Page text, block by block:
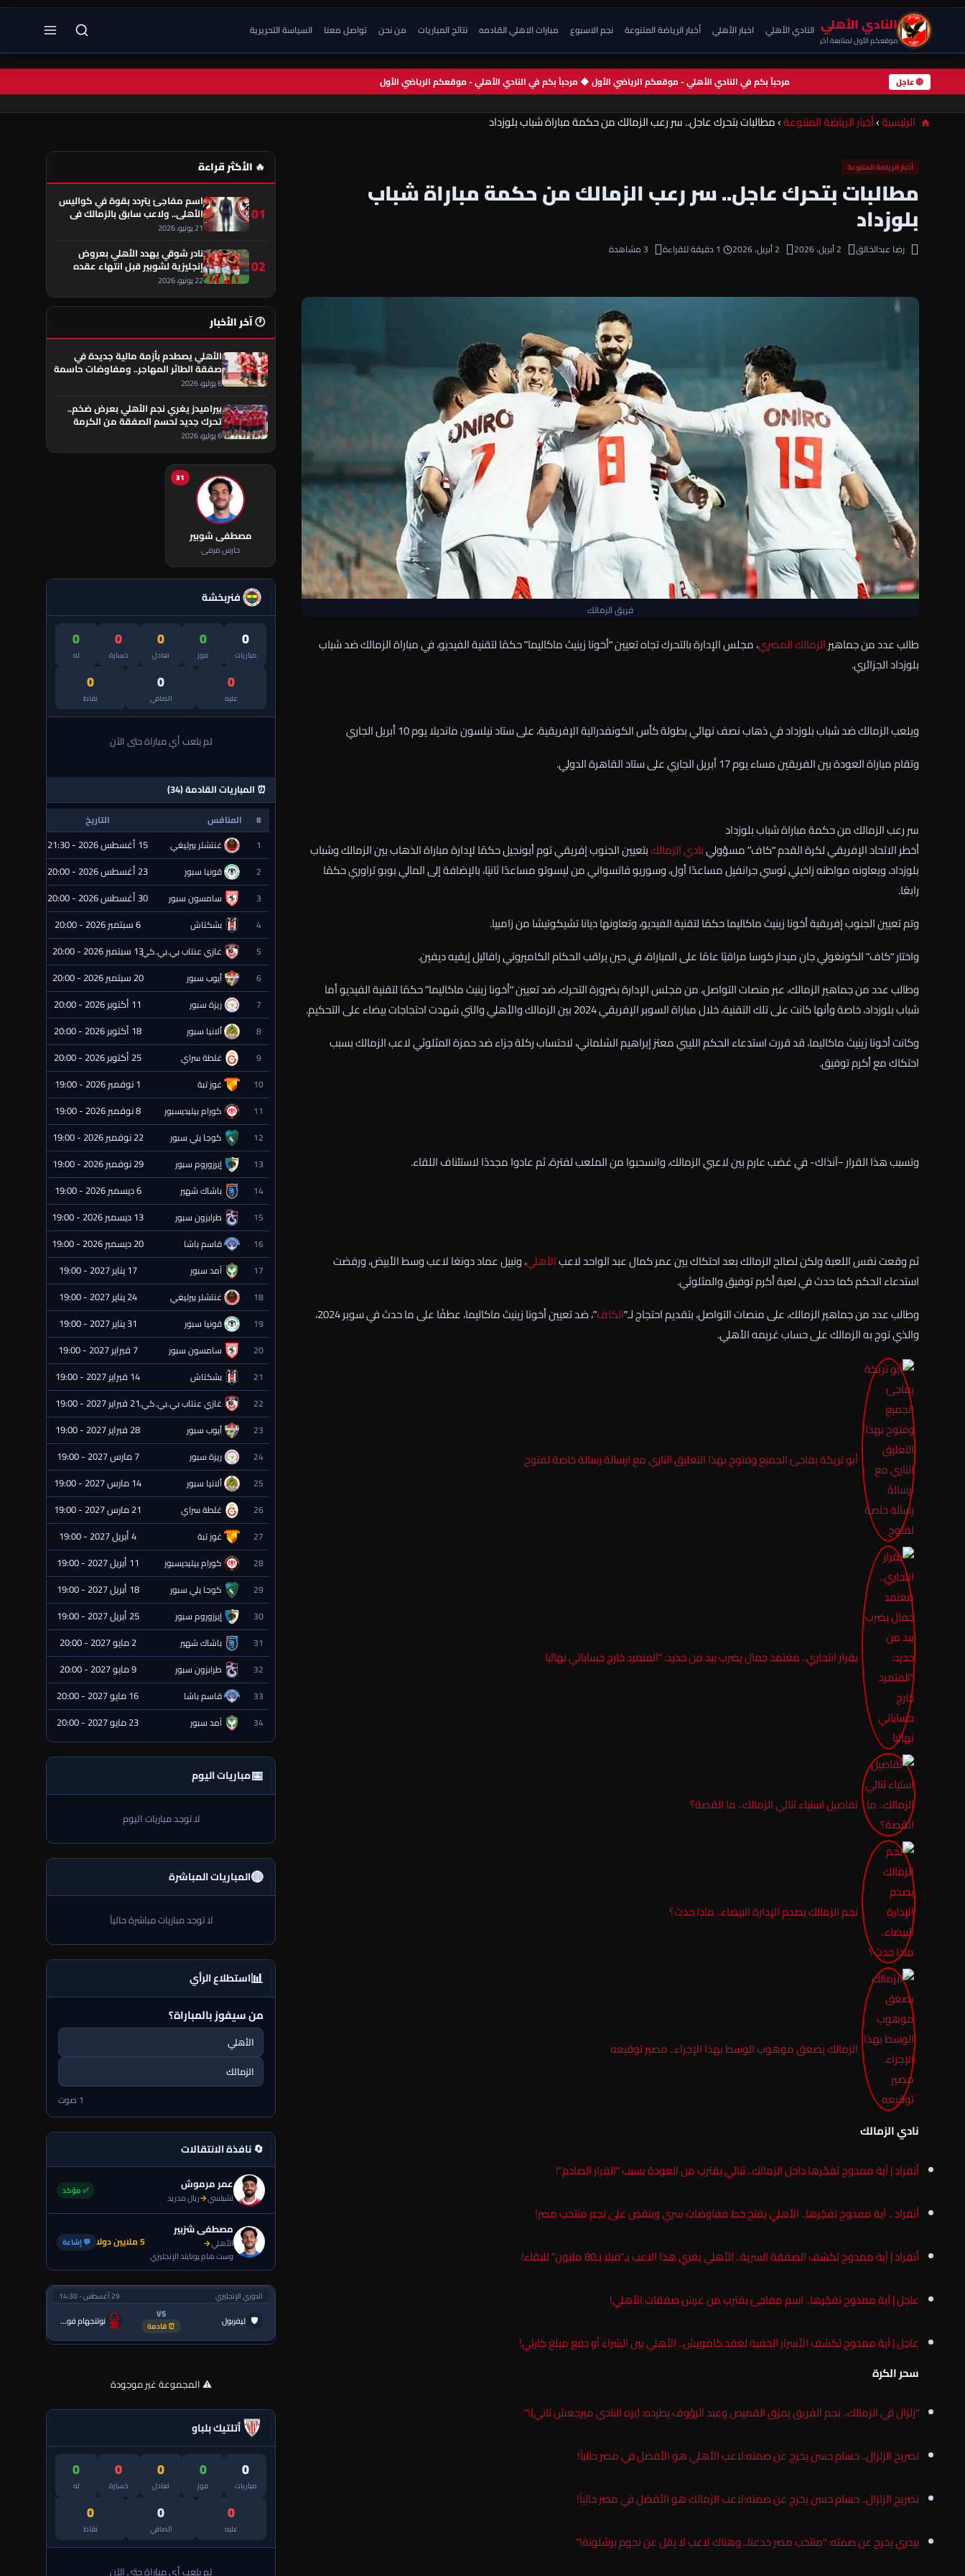
النادي الأهلي
موقعكم الأول لمتابعة آخر
النادي الأهلي اخبار الأهلي أخبار الرياضة المتنوعة نجم الاسبوع مبارات الاهلي القادمه نتائج المباريات من نحن تواصل معنا السياسة التحريرية
🔴 عاجل مرحباً بكم في النادي الأهلي - موقعكم الرياضي الأول ◆ مرحباً بكم في النادي الأهلي - موقعكم الرياضي الأول
الرئيسية›أخبار الرياضة المتنوعة›مطالبات بتحرك عاجل.. سر رعب الزمالك من حكمة مباراة شباب بلوزداد
أخبار الرياضة المتنوعة
مطالبات بتحرك عاجل.. سر رعب الزمالك من حكمة مباراة شباب
بلوزداد
رضا عبدالخالق 2 أبريل، 2026 2 أبريل، 2026 1 دقيقة للقراءة 3 مشاهدة
فريق الزمالك
طالب عدد من جماهيرالزمالكالمصري، مجلس الإدارة بالتحرك تجاه تعيين “أخونا زينيث ماكاليما” حكمًا لتقنية الفيديو، في مباراة الزمالك ضد شباب
بلوزداد الجزائري.
ويلعب الزمالك ضد شباب بلوزداد في ذهاب نصف نهائي بطولة كأس الكونفدرالية الإفريقية، على ستاد نيلسون مانديلا يوم 10 أبريل الجاري
وتقام مباراة العودة بين الفريقين مساء يوم 17 أبريل الجاري على ستاد القاهرة الدولي.
سر رعب الزمالك من حكمة مباراة شباب بلوزداد
أخطر الاتحاد الإفريقي لكرة القدم “كاف” مسؤولينادي الزمالكبتعيين الجنوب إفريقي توم أبونجيل حكمًا لإدارة مباراة الذهاب بين الزمالك وشباب
بلوزداد، ويعاونه مواطنه زاخيلي ثوسي جرانفيل مساعدًا أول، وسوريو فاتسواني من ليسوتو مساعدًا ثانيًا، بالإضافة إلى المالي بوبو تراوري حكمًا
رابعًا.
وتم تعيين الجنوب إفريقية أخونا زينيث ماكاليما حكمًا لتقنية الفيديو، وتعاونها ديانا تشيكوتيشا من زامبيا.
واختار “كاف” الكونغولي جان ميدار كوسا مراقبًا عامًا على المباراة، في حين يراقب الحكام الكاميروني رافائيل إيفيه ديفين.
وطالب عدد من جماهير الزمالك، عبر منصات التواصل، من مجلس الإدارة بضرورة التحرك، ضد تعيين “أخونا زينيث ماكاليما” حكمًا لتقنية الفيديو أما
شباب بلوزداد، خاصة وأنها كانت على تلك التقنية، خلال مباراة السوبر الإفريقي 2024 بين الزمالك والأهلي والتي شهدت احتجاجات بيضاء على التحكيم.
وكانت أخونا زينيث ماكاليما، قد قررت استدعاء الحكم الليبي معتز إبراهيم الشلماني، لاحتساب ركلة جزاء ضد حمزة المثلوثي لاعب الزمالك بسبب
احتكاك مع أكرم توفيق.
وتسبب هذا القرار –آنذاك- في غضب عارم بين لاعبي الزمالك، وانسحبوا من الملعب لفترة، ثم عادوا مجددًا لاستئناف اللقاء.
ثم وقعت نفس اللعبة ولكن لصالح الزمالك بعد احتكاك بين عمر كمال عبد الواحد لاعبالأهلي، ونبيل عماد دونغا لاعب وسط الأبيض، ورفضت
استدعاء الحكم كما حدث في لعبة أكرم توفيق والمثلوثي.
وطالب عدد من جماهير الزمالك، على منصات التواصل، بتقديم احتجاج لـ”الكاف
”، ضد تعيين أخونا زينيث ماكاليما، عطفًا على ما حدث في سوبر 2024،
والذي توج به الزمالك على حساب غريمه الأهلي.
أبو تريكة يفاجئ الجميع وفتوح بهذا التعليق الناري مع ارسالة رسالة خاصة لفتوح
بقرار انتحاري.. معتمد جمال يضرب بيد من حديد: “المتمرد خارج حساباتي نهائيا
تفاصيل استياء ثنائي الزمالك.. ما القصة؟
نجم الزمالك يصدم الإدارة البيضاء.. ماذا حدث؟
الزمالك يصعق موهوب الوسط بهذا الإجراء.. مصير توقيعه
نادي الزمالك
أنفراد | آية ممدوح تفجّرها داخل الزمالك.. ثنائي يقترب من العودة بسبب “القرار الصادم”!
أنفراد .. آية ممدوح تفجّرها.. الأهلي يفتح خط مفاوضات سري وبنقض على نجم منتخب مصر!
أنفراد | آية ممدوح تكشف الصفقة السرية.. الأهلي يغري هذا الاعب بـ”فيلا بـ80 مليون” للبقاء!
عاجل | آية ممدوح تفجّرها.. اسم مفاجئ يقترب من عرش صفقات الأهلي!
عاجل | آية ممدوح تكشف الأسرار الخفية لعقد كامويش.. الأهلي بين الشراء أو دفع مبلغ كارثي!
سحر الكرة
“زلزال في الزمالك.. نجم الفريق يمزق القميص وعبد الرؤوف يطرده: (بره النادي ميرجعش ثاني)!”
تصريح الزلزال.. حسام حسن يخرج عن صمته:لاعب الأهلي هو الأفضل في مصر حالياً!
تصريح الزلزال.. حسام حسن يخرج عن صمته:لاعب الزمالك هو الأفضل في مصر حالياً!
بيدري يخرج عن صمته: “منتخب مصر خدعنا.. وهناك لاعب لا يقل عن نجوم برشلونة!”
🔥 الأكثر قراءة
01
اسم مفاجئ يتردد بقوة في كواليس
الأهلي.. ولاعب سابق بالزمالك في
قلب الحكاية!
21 يونيو، 2026
02
نادر شوقي يهدد الأهلي بعروض
إنجليزية لشوبير قبل انتهاء عقده
22 يونيو، 2026
🕐 آخر الأخبار
الأهلي يصطدم بأزمة مالية جديدة في
صفقة الطائر المهاجر.. ومفاوضات حاسمة
تقترب من الحسم
6 يوليو، 2026
بيراميدز يغري نجم الأهلي بعرض ضخم..
تحرك جديد لحسم الصفقة من الكرمة
العراقي
6 يوليو، 2026
31
مصطفى شوبير
حارس مرمى
فنربخشة
0
مباريات
0
فوز
0
تعادل
0
خسارة
0
له
0
عليه
0
الصافي
0
نقاط
لم يلعب أي مباراة حتى الآن
⏰ المباريات القادمة (34)
# المنافس التاريخ
1
غنتشلر بيرليغي 15 أغسطس 2026 - 21:30
2 قونيا سبور 23 أغسطس 2026 - 20:00
3 سامسون سبور 30 أغسطس 2026 - 20:00
4 بشكتاش 6 سبتمبر 2026 - 20:00
5 غازي عنتاب بي.بي.كي.13 سبتمبر 2026 - 20:00
6 أيوب سبور 20 سبتمبر 2026 - 20:00
7 ريزة سبور 11 أكتوبر 2026 - 20:00
8 ألانيا سبور 18 أكتوبر 2026 - 20:00
9 غلطة سراي 25 أكتوبر 2026 - 20:00
10 غوز تبة 1 نوفمبر 2026 - 19:00
11 كورام بيليديسبور 8 نوفمبر 2026 - 19:00
12 كوجا يلي سبور 22 نوفمبر 2026 - 19:00
13 إيرزوروم سبور 29 نوفمبر 2026 - 19:00
14 باشاك شهير 6 ديسمبر 2026 - 19:00
15 طرابزون سبور 13 ديسمبر 2026 - 19:00
16 قاسم باشا 20 ديسمبر 2026 - 19:00
17 آمد سبور 17 يناير 2027 - 19:00
18 غنتشلر بيرليغي 24 يناير 2027 - 19:00
19 قونيا سبور 31 يناير 2027 - 19:00
20 سامسون سبور 7 فبراير 2027 - 19:00
21 بشكتاش 14 فبراير 2027 - 19:00
22 غازي عنتاب بي.بي.كي.21 فبراير 2027 - 19:00
23 أيوب سبور 28 فبراير 2027 - 19:00
24 ريزة سبور 7 مارس 2027 - 19:00
25 ألانيا سبور 14 مارس 2027 - 19:00
26 غلطة سراي 21 مارس 2027 - 19:00
27 غوز تبة 4 أبريل 2027 - 19:00
28 كورام بيليديسبور 11 أبريل 2027 - 19:00
29 كوجا يلي سبور 18 أبريل 2027 - 19:00
30 إيرزوروم سبور 25 أبريل 2027 - 19:00
31 باشاك شهير 2 مايو 2027 - 20:00
32 طرابزون سبور 9 مايو 2027 - 20:00
33 قاسم باشا 16 مايو 2027 - 20:00
34 آمد سبور 23 مايو 2027 - 20:00
📅مباريات اليوم
لا توجد مباريات اليوم
🔴المباريات المباشرة
لا توجد مباريات مباشرة حالياً
📊استطلاع الرأي
من سيفوز بالمباراة؟
الأهلي
الزمالك
1 صوت
🔄 نافذة الانتقالات
عمر مرموش
تشيلسي→ريال مدريد
✅ مؤكد
مصطفى شزبير
الأهلي→
وست هام يونايتد الإنجليزي
5 ملايين دولا 💬 إشاعة
الدوري الإنجليزي 29 أغسطس - 14:30
🛡 ليفربول VS
⏰ قادمة نوتنجهام فورست
⚠️ المجموعة غير موجودة
أتلتيك بلباو
0
مباريات
0
فوز
0
تعادل
0
خسارة
0
له
0
عليه
0
الصافي
0
نقاط
لم يلعب أي مباراة حتى الآن